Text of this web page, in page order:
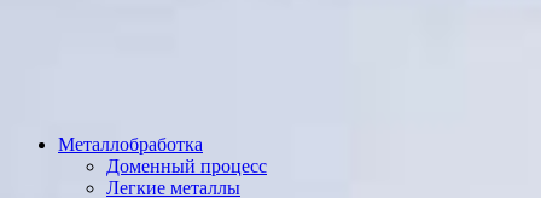
Металлобработка
Доменный процесс
Легкие металлы